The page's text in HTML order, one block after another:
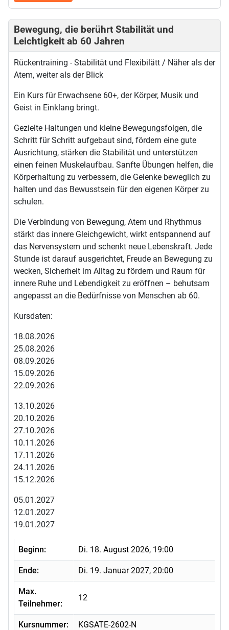
Bewegung, die berührt Stabilität und
Leichtigkeit ab 60 Jahren
Rückentraining - Stabilität und Flexibilätt / Näher als der
Atem, weiter als der Blick
Ein Kurs für Erwachsene 60+, der Körper, Musik und
Geist in Einklang bringt.
Gezielte Haltungen und kleine Bewegungsfolgen, die
Schritt für Schritt aufgebaut sind, fördern eine gute
Ausrichtung, stärken die Stabilität und unterstützen
einen feinen Muskelaufbau. Sanfte Übungen helfen, die
Körperhaltung zu verbessern, die Gelenke beweglich zu
halten und das Bewusstsein für den eigenen Körper zu
schulen.
Die Verbindung von Bewegung, Atem und Rhythmus
stärkt das innere Gleichgewicht, wirkt entspannend auf
das Nervensystem und schenkt neue Lebenskraft. Jede
Stunde ist darauf ausgerichtet, Freude an Bewegung zu
wecken, Sicherheit im Alltag zu fördern und Raum für
innere Ruhe und Lebendigkeit zu eröffnen – behutsam
angepasst an die Bedürfnisse von Menschen ab 60.
Kursdaten:
18.08.2026
25.08.2026
08.09.2026
15.09.2026
22.09.2026
13.10.2026
20.10.2026
27.10.2026
10.11.2026
17.11.2026
24.11.2026
15.12.2026
05.01.2027
12.01.2027
19.01.2027
Beginn: Di. 18. August 2026, 19:00
Ende: Di. 19. Januar 2027, 20:00
Max.
Teilnehmer:
12
Kursnummer: KGSATE-2602-N